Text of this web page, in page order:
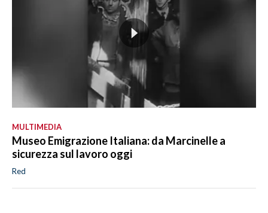
MULTIMEDIA
Museo Emigrazione Italiana: da Marcinelle a
sicurezza sul lavoro oggi
Red